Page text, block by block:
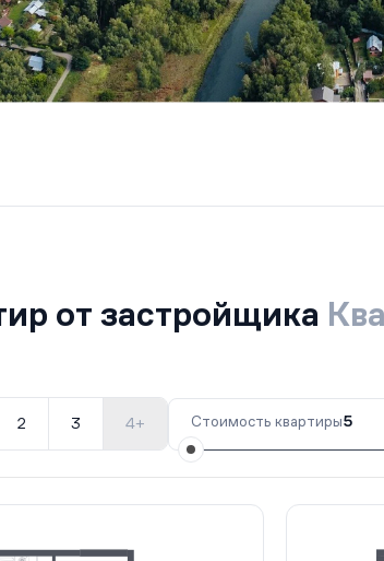
от застройщика
2 3 4+ Стоимость квартиры5
5168 кв. III кв. 2028